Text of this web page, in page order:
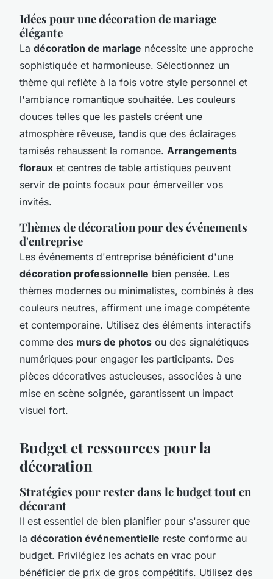
Idées pour une décoration de mariage
élégante
La décoration de mariage nécessite une approche
sophistiquée et harmonieuse. Sélectionnez un
thème qui reflète à la fois votre style personnel et
l'ambiance romantique souhaitée. Les couleurs
douces telles que les pastels créent une
atmosphère rêveuse, tandis que des éclairages
tamisés rehaussent la romance. Arrangements
floraux et centres de table artistiques peuvent
servir de points focaux pour émerveiller vos
invités.
Thèmes de décoration pour des événements
d'entreprise
Les événements d'entreprise bénéficient d'une
décoration professionnelle bien pensée. Les
thèmes modernes ou minimalistes, combinés à des
couleurs neutres, affirment une image compétente
et contemporaine. Utilisez des éléments interactifs
comme des murs de photos ou des signalétiques
numériques pour engager les participants. Des
pièces décoratives astucieuses, associées à une
mise en scène soignée, garantissent un impact
visuel fort.
Budget et ressources pour la
décoration
Stratégies pour rester dans le budget tout en
décorant
Il est essentiel de bien planifier pour s'assurer que
la décoration événementielle reste conforme au
budget. Privilégiez les achats en vrac pour
bénéficier de prix de gros compétitifs. Utilisez des